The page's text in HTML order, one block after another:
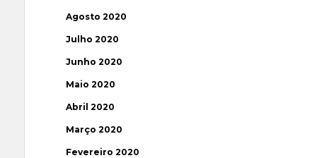
Agosto 2020
Julho 2020
Junho 2020
Maio 2020
Abril 2020
Março 2020
Fevereiro 2020